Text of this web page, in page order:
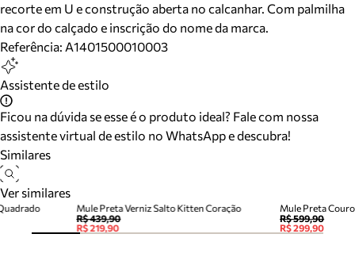
recorte em U e construção aberta no calcanhar. Com palmilha
na cor do calçado e inscrição do nome da marca.
Referência: A1401500010003
Assistente de estilo
Ficou na dúvida se esse é o produto ideal? Fale com nossa
assistente virtual de estilo no WhatsApp e descubra!
Similares
Ver similares
Mule Preta Verniz Salto Kitten Coração
R$ 439,90
R$ 219,90
Mule Preta
R$ 599,90
R$ 299,90